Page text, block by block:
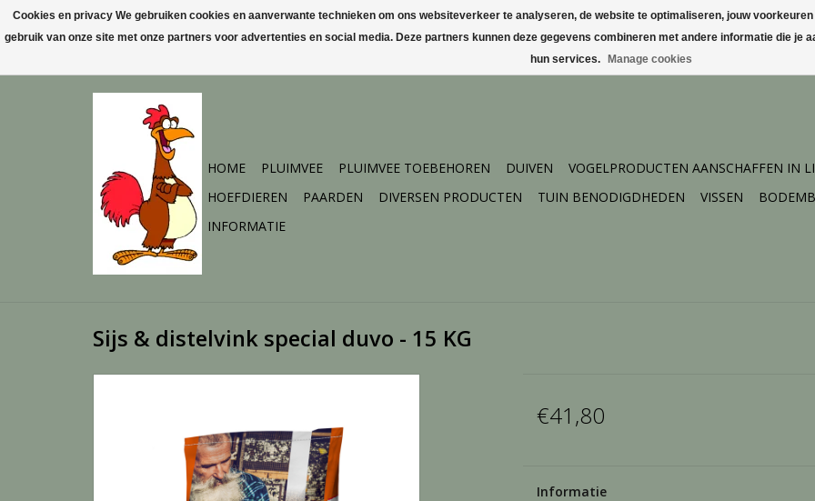
HOME PLUIMVEE PLUIMVEE TOEBEHOREN DUIVEN VOGELPRODUCTEN AANSCHAFFEN IN
HOEFDIEREN
PAARDEN DIVERSEN PRODUCTEN TUIN BENODIGDHEDEN VISSEN
INFORMATIE
Sijs & distelvink special duvo - 15 KG
€41,80
Informatie
Cookies en privacy We gebruiken cookies en aanverwante technieken om ons websiteverkeer te analyseren, de website te optimaliseren, jouw
gebruik van onze site met onze partners voor advertenties en social media. Deze partners kunnen deze gegevens combineren met andere informatie die je
hun services.
Manage cookies